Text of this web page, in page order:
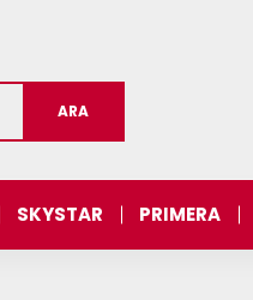
SKYSTAR PRIMERA